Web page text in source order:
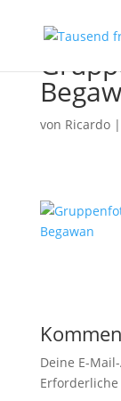
von Ricardo|
Deine E-